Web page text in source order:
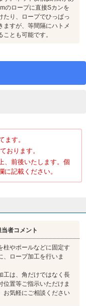
のロープに直接Sカンを
たり、ロープでひっぱっ
ますが、等間隔にハトメ
ことも可能です。
ます。
おります。
、前後いたします。個
記載ください。
当者コメント
柱やポールなどに固定す
、ロープ加工を行いま
工は、角だけではなく長
位置等ご指示いただけま
お気軽にご相談ください